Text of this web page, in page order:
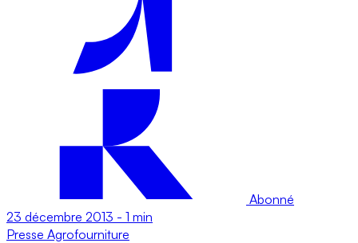
Abonné
23 décembre 2013 - 1 min
Presse Agrofourniture